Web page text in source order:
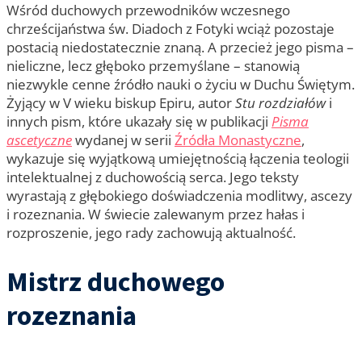
Wśród duchowych przewodników wczesnego
chrześcijaństwa św. Diadoch z Fotyki wciąż pozostaje
postacią niedostatecznie znaną. A przecież jego pisma –
nieliczne, lecz głęboko przemyślane – stanowią
niezwykle cenne źródło nauki o życiu w Duchu Świętym.
Żyjący w V wieku biskup Epiru, autorStu rozdziałówi
innych pism, które ukazały się w publikacji Pisma
ascetycznewydanej w serii Źródła Monastyczne,
wykazuje się wyjątkową umiejętnością łączenia teologii
intelektualnej z duchowością serca. Jego teksty
wyrastają z głębokiego doświadczenia modlitwy, ascezy
i rozeznania. W świecie zalewanym przez hałas i
rozproszenie, jego rady zachowują aktualność.
Mistrz duchowego
rozeznania